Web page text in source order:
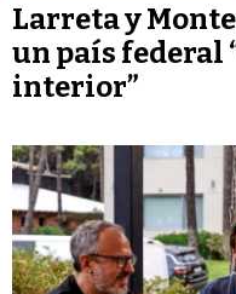
Larreta y
un país federal
interior”